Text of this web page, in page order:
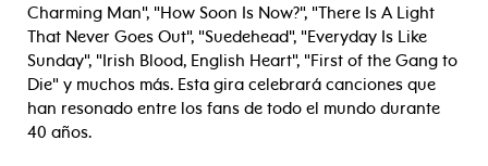
Charming Man", "How Soon Is Now?", "There Is A Light
That Never Goes Out", "Suedehead", "Everyday Is Like
Sunday", "Irish Blood, English Heart", "First of the Gang to
Die" y muchos más. Esta gira celebrará canciones que
han resonado entre los fans de todo el mundo durante
40 años.